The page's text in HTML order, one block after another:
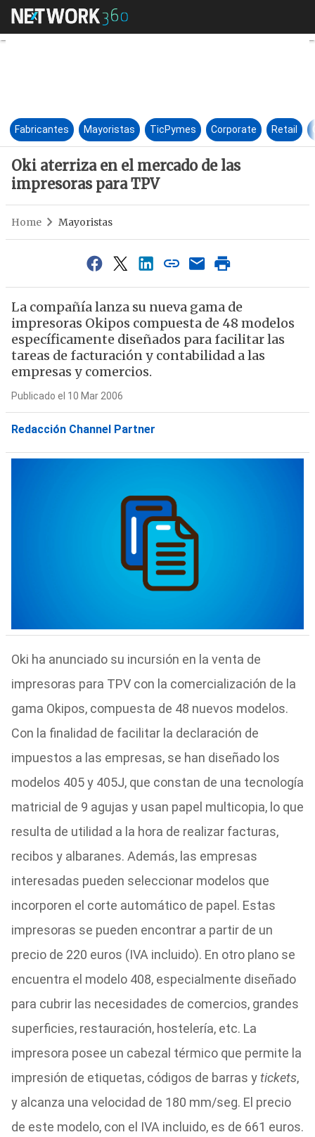
Oki aterriza en el mercado de
Fabricantes Mayoristas TicPymes Corporate Retail
Oki aterriza en el mercado de las
impresoras para TPV
Home Mayoristas
La compañía lanza su nueva gama de
impresoras Okipos compuesta de 48 modelos
específicamente diseñados para facilitar las
tareas de facturación y contabilidad a las
empresas y comercios.
Publicado el 10 Mar 2006
Redacción Channel Partner
Oki ha anunciado su incursión en la venta de
impresoras para TPV con la comercialización de la
gama Okipos, compuesta de 48 nuevos modelos.
Con la finalidad de facilitar la declaración de
impuestos a las empresas, se han diseñado los
modelos 405 y 405J, que constan de una tecnología
matricial de 9 agujas y usan papel multicopia, lo que
resulta de utilidad a la hora de realizar facturas,
recibos y albaranes. Además, las empresas
interesadas pueden seleccionar modelos que
incorporen el corte automático de papel. Estas
impresoras se pueden encontrar a partir de un
precio de 220 euros (IVA incluido). En otro plano se
encuentra el modelo 408, especialmente diseñado
para cubrir las necesidades de comercios, grandes
superficies, restauración, hostelería, etc. La
impresora posee un cabezal térmico que permite la
impresión de etiquetas, códigos de barras ytickets,
y alcanza una velocidad de 180 mm/seg. El precio
de este modelo, con el IVA incluido, es de 661 euros.